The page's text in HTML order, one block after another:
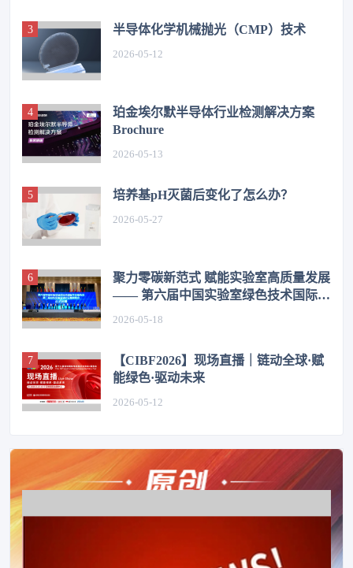
半导体化学机械抛光（CMP）技术
2026-05-12
珀金埃尔默半导体行业检测解决方案
Brochure
2026-05-13
培养基pH灭菌后变化了怎么办？
2026-05-27
聚力零碳新范式 赋能实验室高质量发展
—— 第六届中国实验室绿色技术国际学
2026-05-18
【CIBF2026】现场直播｜链动全球·赋
能绿色·驱动未来
2026-05-12